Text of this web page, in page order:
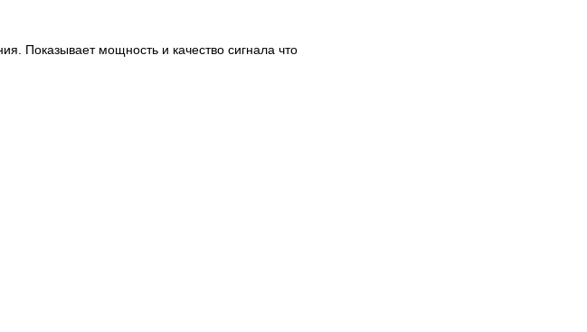
Показывает мощность и качество сигнала что